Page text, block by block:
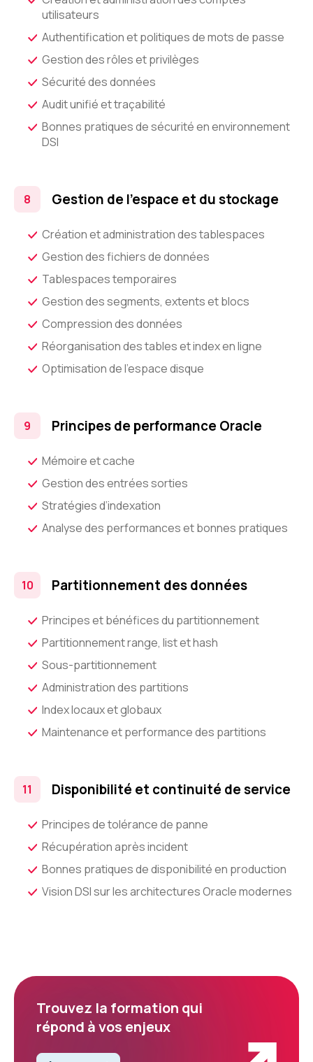
utilisateurs
Authentification et politiques de mots de passe
Gestion des rôles et privilèges
Sécurité des données
Audit unifié et traçabilité
Bonnes pratiques de sécurité en environnement
DSI
Gestion de l’espace et du stockage
Création et administration des tablespaces
Gestion des fichiers de données
Tablespaces temporaires
Gestion des segments, extents et blocs
Compression des données
Réorganisation des tables et index en ligne
Optimisation de l’espace disque
Principes de performance Oracle
Mémoire et cache
Gestion des entrées sorties
Stratégies d’indexation
Analyse des performances et bonnes pratiques
Partitionnement des données
Principes et bénéfices du partitionnement
Partitionnement range, list et hash
Sous-partitionnement
Administration des partitions
Index locaux et globaux
Maintenance et performance des partitions
Disponibilité et continuité de service
Principes de tolérance de panne
Récupération après incident
Bonnes pratiques de disponibilité en production
Vision DSI sur les architectures Oracle modernes
Trouvez la formation qui
répond à vos enjeux